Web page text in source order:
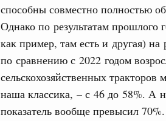
способны совместно полностью
Однако по результатам прошлого
как пример, там есть и другая)
по сравнению с 2022 годом
сельскохозяйственных
наша классика, – с 46 до 58%. А
показатель вообще превысил 70%.